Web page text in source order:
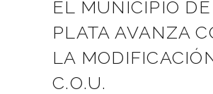
EL MUNICIPIO
PLATA AVANZA
LA
C.O.U.